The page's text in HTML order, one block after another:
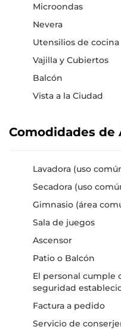
Microondas
Nevera
Utensilios de cocina
Vajilla y Cubiertos
Balcón
Vista a la Ciudad
Comodidades de
Lavadora (uso
Secadora (uso
Gimnasio (área
Sala de juegos
Ascensor
Patio o Balcón
El personal cumple
seguridad
Factura a pedido
Servicio de